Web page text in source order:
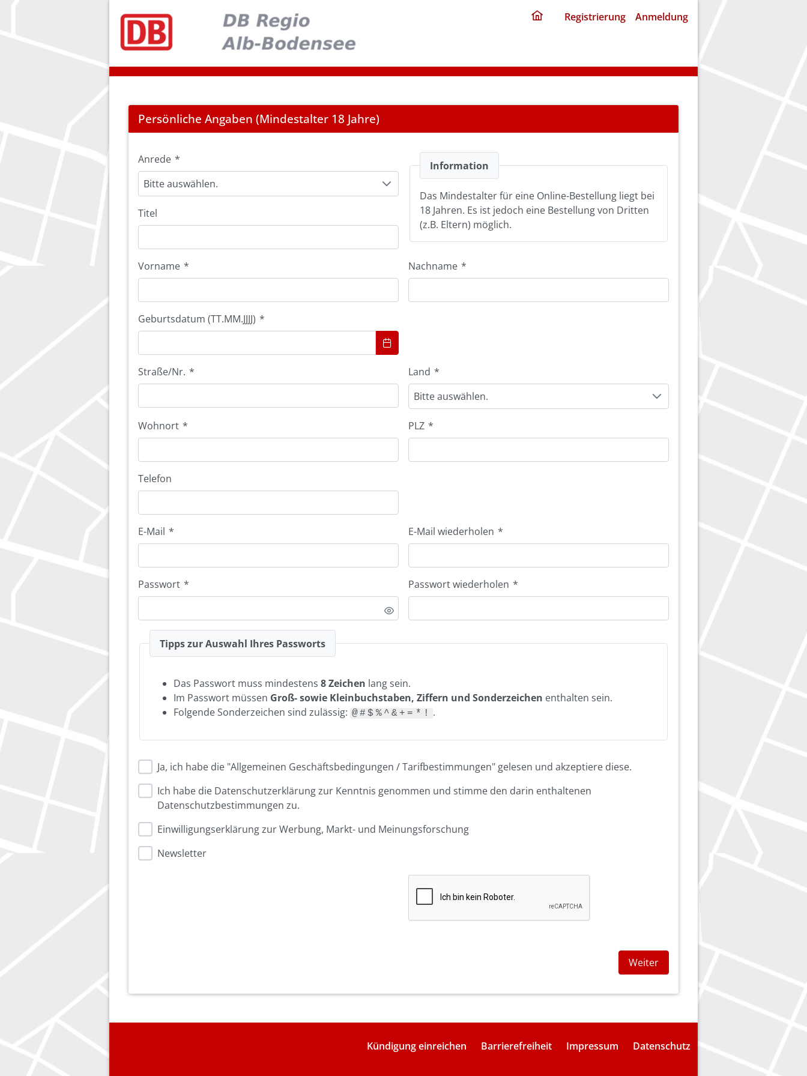
Registrierung Anmeldung
Registration
Persönliche Angaben (Mindestalter 18 Jahre)
Anrede *
Bitte auswählen.
Titel
Information
Das Mindestalter für eine Online-Bestellung liegt bei
18 Jahren. Es ist jedoch eine Bestellung von Dritten
(z.B. Eltern) möglich.
Vorname * Nachname *
Geburtsdatum (TT.MM.JJJJ) *
Straße/Nr. * Land *
Bitte auswählen.
Wohnort * PLZ *
Telefon
E-Mail * E-Mail wiederholen *
Passwort * Passwort wiederholen *
Tipps zur Auswahl Ihres Passworts
Das Passwort muss mindestens 8 Zeichen lang sein.
Im Passwort müssen Groß- sowie Kleinbuchstaben, Ziffern und Sonderzeichen enthalten sein.
Folgende Sonderzeichen sind zulässig: @#$%^&+=*! .
Ja, ich habe die "Allgemeinen Geschäftsbedingungen / Tarifbestimmungen" gelesen und akzeptiere diese.
Ich habe die Datenschutzerklärung zur Kenntnis genommen und stimme den darin enthaltenen
Datenschutzbestimmungen zu.
Einwilligungserklärung zur Werbung, Markt- und Meinungsforschung
Newsletter
Weiter
Kündigung einreichen Barrierefreiheit Impressum Datenschutz